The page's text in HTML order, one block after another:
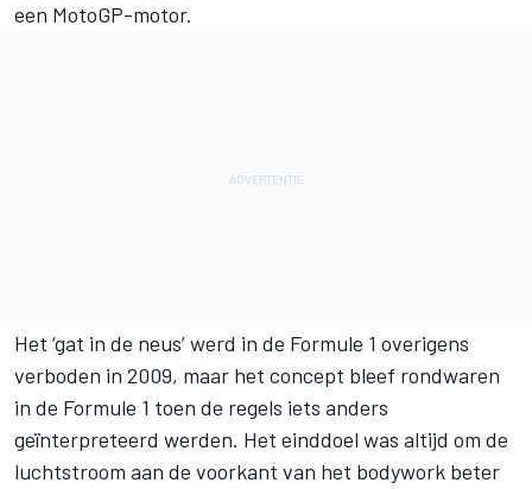
een MotoGP-motor.
Het ‘gat in de neus’ werd in de Formule 1 overigens
verboden in 2009, maar het concept bleef rondwaren
in de Formule 1 toen de regels iets anders
geïnterpreteerd werden. Het einddoel was altijd om de
luchtstroom aan de voorkant van het bodywork beter